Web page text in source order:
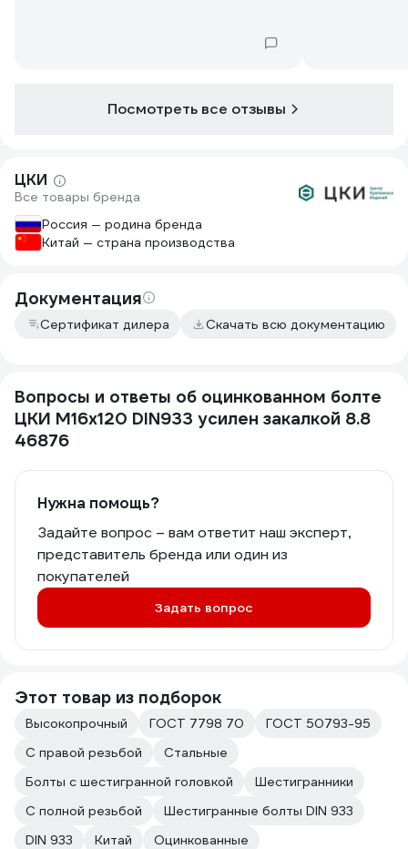
Посмотреть все отзывы
ЦКИ
Все товары бренда
Россия — родина бренда
Китай — страна производства
Документация
Сертификат дилера Скачать всю документацию
Вопросы и ответы об оцинкованном болте
ЦКИ М16х120 DIN933 усилен закалкой 8.8
46876
Нужна помощь?
Задайте вопрос – вам ответит наш эксперт,
представитель бренда или один из
покупателей
Задать вопрос
Этот товар из подборок
Высокопрочный ГОСТ 7798 70
ГОСТ 50793-95
С правой резьбой
Стальные
Болты с шестигранной головкой
Шестигранники
С полной резьбой
Шестигранные болты DIN 933
DIN 933
Китай
Оцинкованные